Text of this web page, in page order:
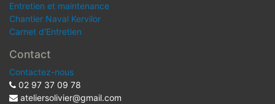
Entretien et maintenance
Chantier Naval Kervilor
Carnet d'Entretien
Contact
Contactez-nous
02 97 37 09 78
ateliersolivier@gmail.com